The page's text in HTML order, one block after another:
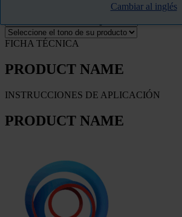
Cambiar al inglés
FICHA TÉCNICA
PRODUCT NAME
INSTRUCCIONES DE APLICACIÓN
PRODUCT NAME